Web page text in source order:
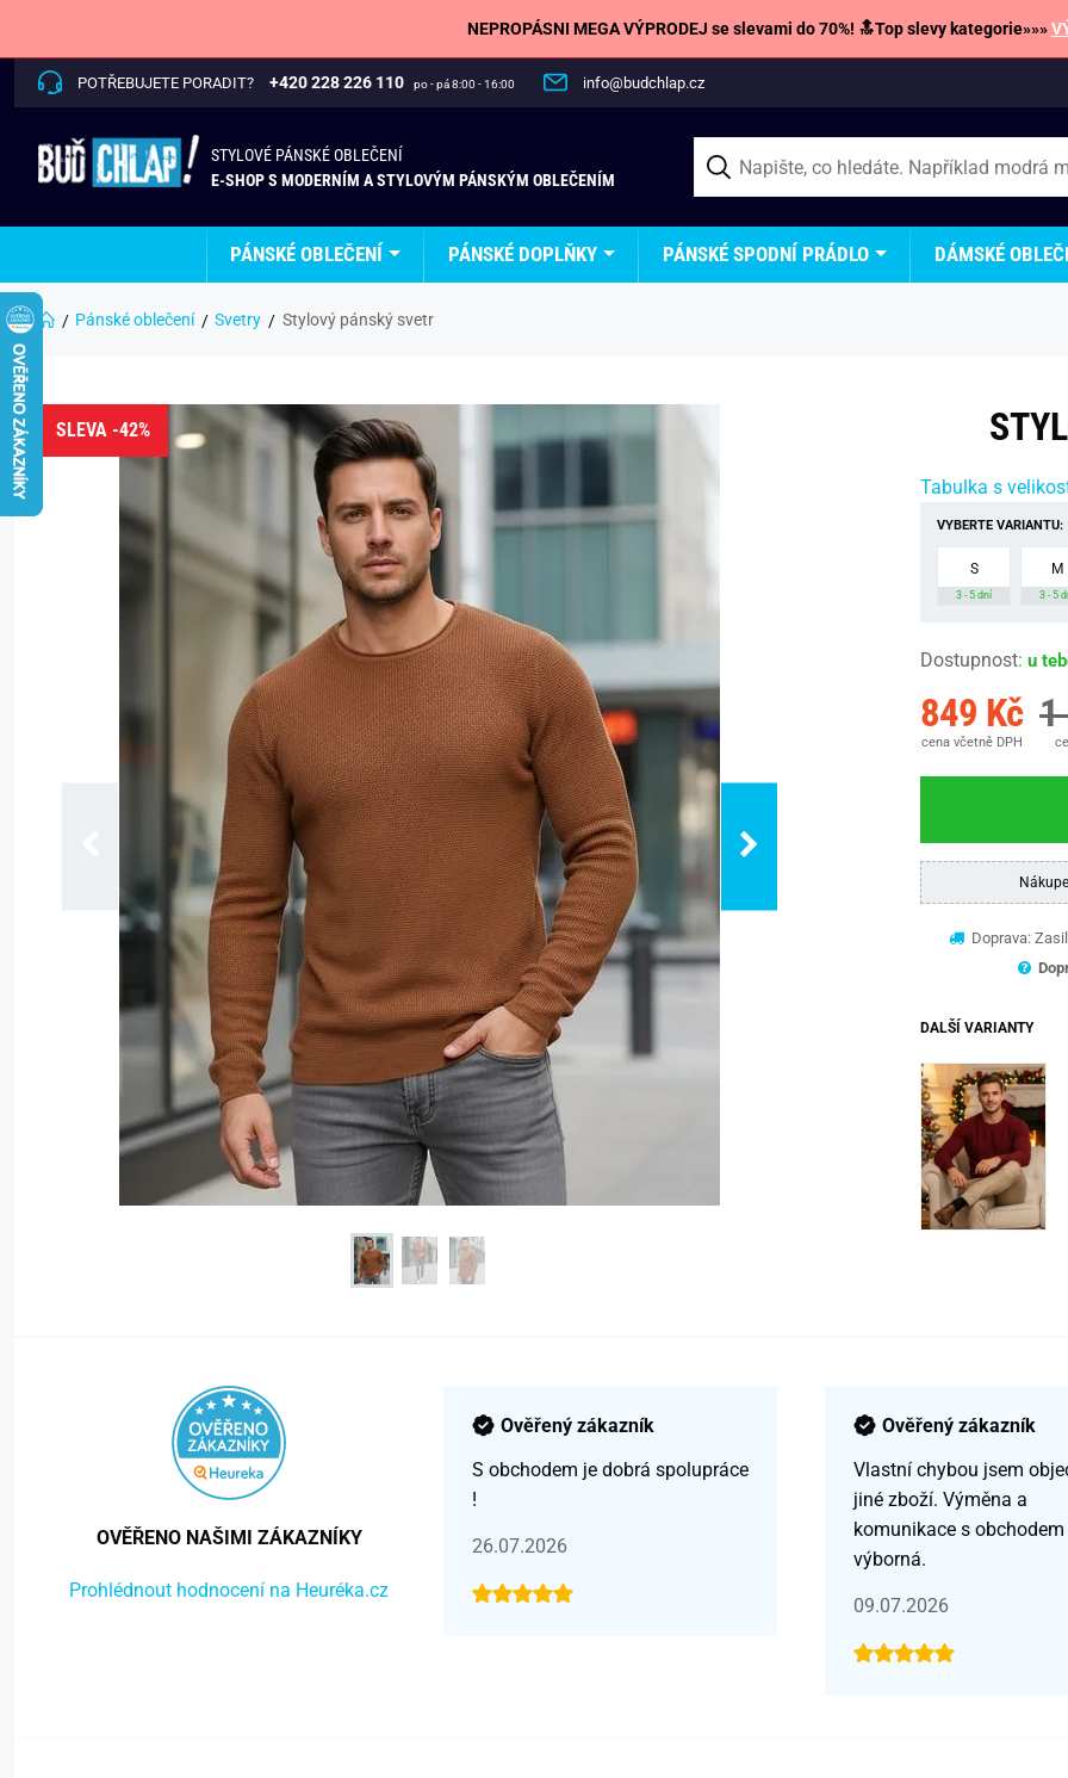
NEPROPÁSNI MEGA VÝPRODEJ se slevami do 70%! 🔝Top slevy kategorie»»»
POTŘEBUJETE PORADIT? +420 228 226 110 po - pá 8:00 - 16:00 info@budchlap.cz
STYLOVÉ PÁNSKÉ OBLEČENÍ
E-SHOP S MODERNÍM A STYLOVÝM PÁNSKÝM OBLEČENÍM
PÁNSKÉ OBLEČENÍ PÁNSKÉ DOPLŇKY PÁNSKÉ SPODNÍ PRÁDLO DÁMSKÉ
Pánské oblečení Svetry Stylový pánský svetr
SLEVA -42%
Tabulka s
VYBERTE VARIANTU:
S
3 - 5 dní
M
3 - 5
Dostupnost: u
849 Kč
cena včetně DPH
1
Doprava:
DALŠÍ VARIANTY
OVĚŘENO NAŠIMI ZÁKAZNÍKY
Prohlédnout hodnocení na Heuréka.cz
Ověřený zákazník
S obchodem je dobrá spolupráce
!
26.07.2026
Ověřený zákazník
Vlastní chybou jsem
jiné zboží. Výměna a
komunikace s obchodem
výborná.
09.07.2026